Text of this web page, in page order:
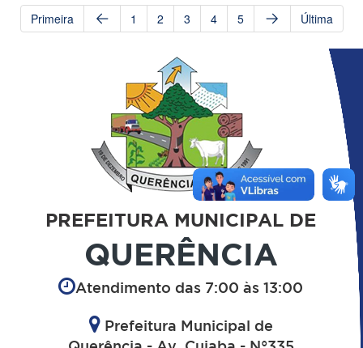
Primeira 1 2 3 4 5 Última
PREFEITURA MUNICIPAL DE
QUERÊNCIA
Atendimento das 7:00 às 13:00
Prefeitura Municipal de